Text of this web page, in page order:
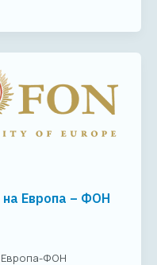
на Европа – ФОН
Европа-ФОН